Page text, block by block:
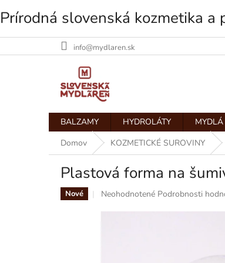
Prírodná slovenská kozmetika
Prejsť
info@mydlaren.sk
BALZAMY HYDROLÁTY MYDLÁ
Domov
KOZMETICKÉ SUROVINY
Plastová forma na
Nové
Priemerné
Neohodnotené Podrobnosti